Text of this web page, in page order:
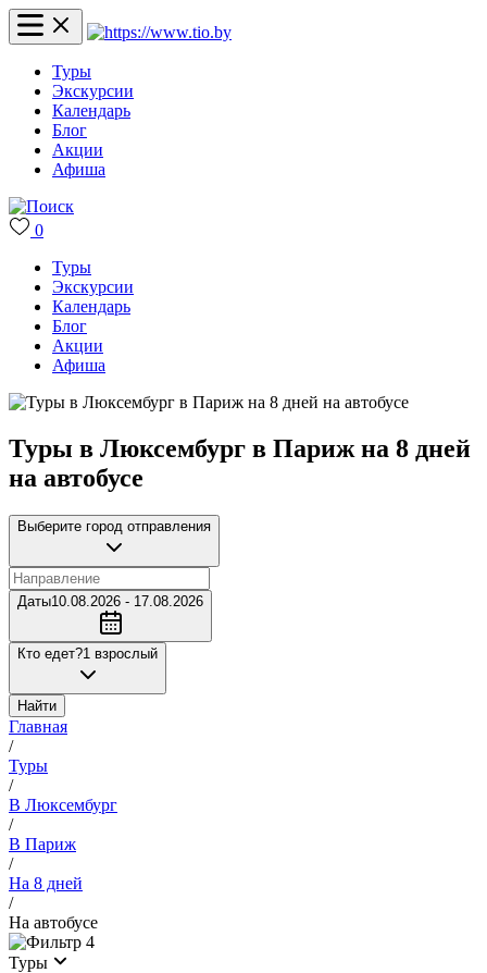
Туры
Экскурсии
Календарь
Блог
Акции
Афиша
0
Туры
Экскурсии
Календарь
Блог
Акции
Афиша
Туры в Люксембург в Париж на 8 дней
на автобусе
Выберите город отправления
Даты10.08.2026 - 17.08.2026
Кто едет?1 взрослый
Найти
Главная
/
Туры
/
В Люксембург
/
В Париж
/
На 8 дней
/
На автобусе
4
Туры